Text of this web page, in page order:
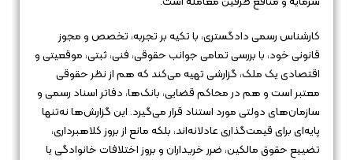
کارشناس رسمی دادگستری، با تکیه بر تجربه، تخصص و مجوز
قانونی خود، با بررسی تمامی جوانب حقوقی، فنی، ثبتی، موقعیتی و
اقتصادی یک ملک، گزارشی تهیه می‌کند که هم از نظر حقوقی
معتبر است و هم در محاکم قضایی، بانک‌ها، دفاتر اسناد رسمی و
سازمان‌های دولتی مورد استناد قرار می‌گیرد. این گزارش‌ها نه‌تنها
پایه‌ای برای قیمت‌گذاری عادلانه‌اند، بلکه مانع از بروز کلاهبرداری،
تضییع حقوق مالکین، ضرر خریداران و بروز اختلافات خانوادگی یا